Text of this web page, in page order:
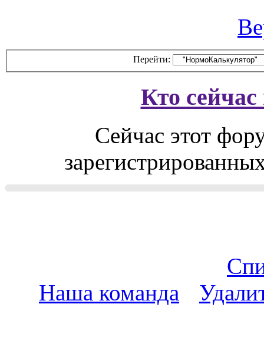
Перейти:
Кто
Сейчас этот
Наша команда